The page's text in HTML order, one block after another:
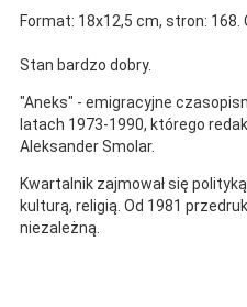
Format: 18x12,5 cm, stron: 168.
Stan bardzo dobry.
"Aneks" - emigracyjne
latach 1973-1990, którego
Aleksander Smolar.
Kwartalnik zajmował się
kulturą, religią. Od 1981
niezależną.